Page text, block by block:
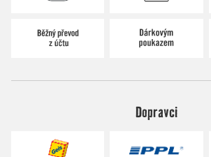
Dopravci